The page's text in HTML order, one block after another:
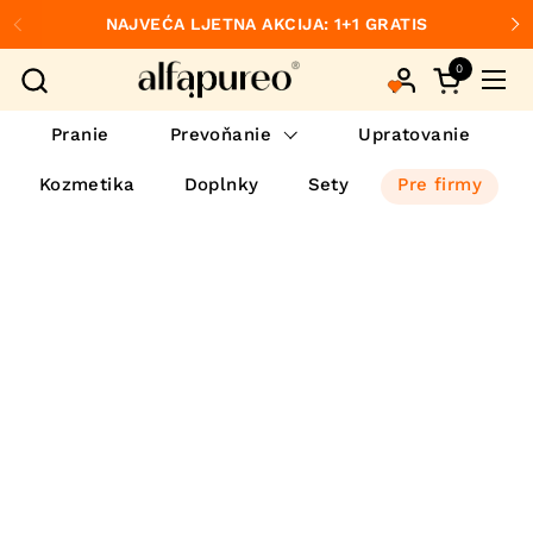
Preskočiť na obsah
Predchádzajúce
NAJVEĆA LJETNA AKCIJA: 1+1 GRATIS
Otvorte
0
Pranie Prevoňanie Upratovanie
Kozmetika Doplnky Sety Pre firmy